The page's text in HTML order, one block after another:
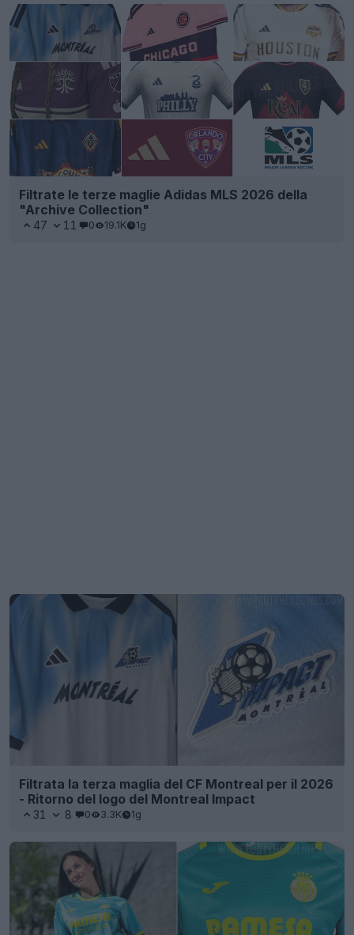
Filtrate le terze maglie Adidas MLS 2026 della
"Archive Collection"
47 11 0 19.1K 1g
Filtrata la terza maglia del CF Montreal per il 2026
- Ritorno del logo del Montreal Impact
31 8 0 3.3K 1g